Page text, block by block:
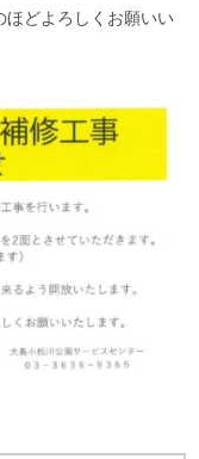
ほどよろしくお願いい